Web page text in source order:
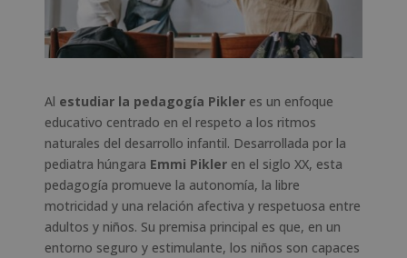
Al estudiar la pedagogía Pikleres un enfoque
educativo centrado en el respeto a los ritmos
naturales del desarrollo infantil. Desarrollada por la
pediatra húngara Emmi Pikleren el siglo XX, esta
pedagogía promueve la autonomía, la libre
motricidad y una relación afectiva y respetuosa entre
adultos y niños. Su premisa principal es que, en un
entorno seguro y estimulante, los niños son capaces